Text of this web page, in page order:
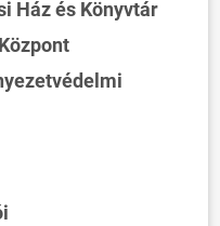
Ház és Könyvtár